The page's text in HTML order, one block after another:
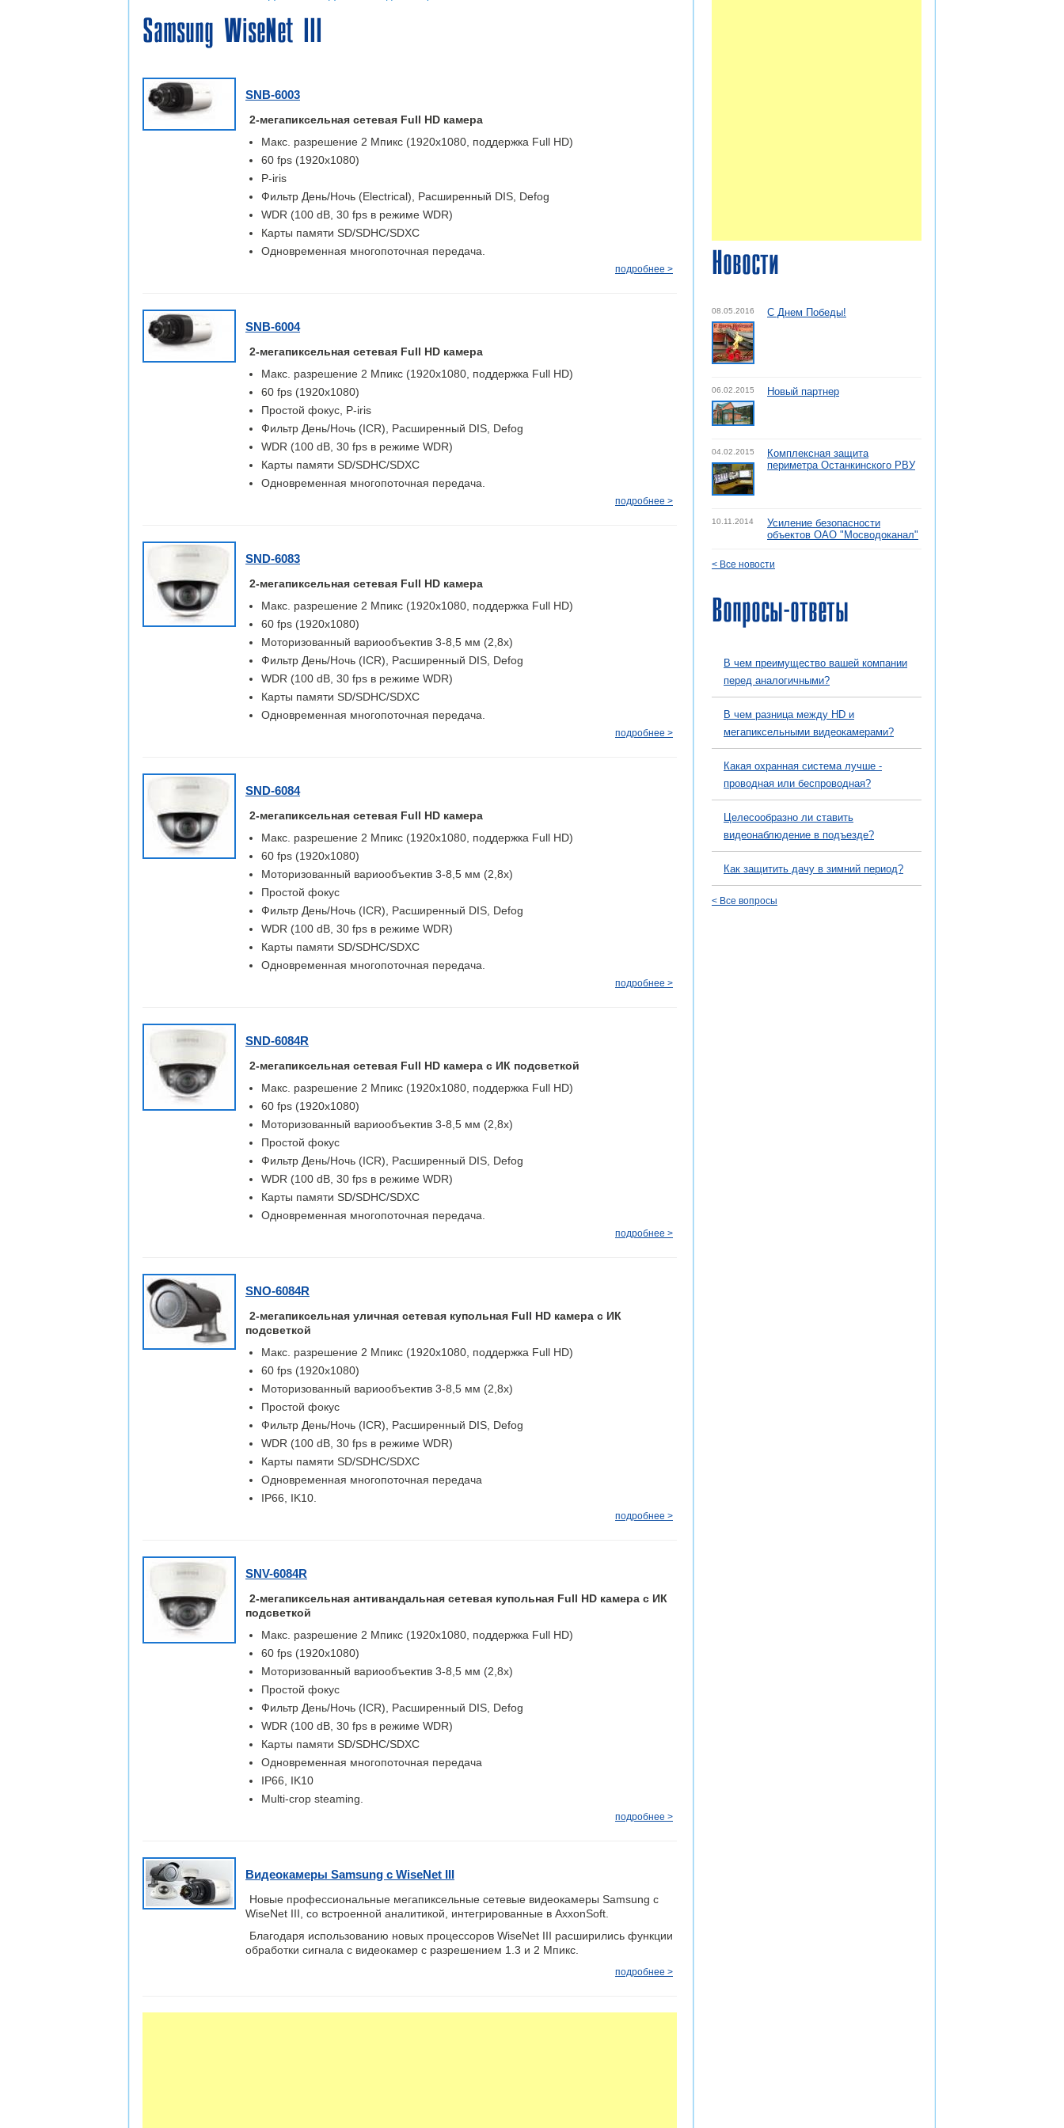
Samsung WiseNet III
SNB-6003
2-мегапиксельная сетевая Full HD камера
Макс. разрешение 2 Мпикс (1920х1080, поддержка Full HD)
60 fps (1920x1080)
P-iris
Фильтр День/Ночь (Electrical), Расширенный DIS, Defog
WDR (100 dB, 30 fps в режиме WDR)
Карты памяти SD/SDHC/SDXC
Одновременная многопоточная передача.
подробнее >
SNB-6004
2-мегапиксельная сетевая Full HD камера
Макс. разрешение 2 Мпикс (1920х1080, поддержка Full HD)
60 fps (1920x1080)
Простой фокус, P-iris
Фильтр День/Ночь (ICR), Расширенный DIS, Defog
WDR (100 dB, 30 fps в режиме WDR)
Карты памяти SD/SDHC/SDXC
Одновременная многопоточная передача.
подробнее >
SND-6083
2-мегапиксельная сетевая Full HD камера
Макс. разрешение 2 Мпикс (1920х1080, поддержка Full HD)
60 fps (1920x1080)
Моторизованный вариообъектив 3-8,5 мм (2,8х)
Фильтр День/Ночь (ICR), Расширенный DIS, Defog
WDR (100 dB, 30 fps в режиме WDR)
Карты памяти SD/SDHC/SDXC
Одновременная многопоточная передача.
подробнее >
SND-6084
2-мегапиксельная сетевая Full HD камера
Макс. разрешение 2 Мпикс (1920х1080, поддержка Full HD)
60 fps (1920x1080)
Моторизованный вариообъектив 3-8,5 мм (2,8х)
Простой фокус
Фильтр День/Ночь (ICR), Расширенный DIS, Defog
WDR (100 dB, 30 fps в режиме WDR)
Карты памяти SD/SDHC/SDXC
Одновременная многопоточная передача.
подробнее >
SND-6084R
2-мегапиксельная сетевая Full HD камера с ИК подсветкой
Макс. разрешение 2 Мпикс (1920х1080, поддержка Full HD)
60 fps (1920x1080)
Моторизованный вариообъектив 3-8,5 мм (2,8х)
Простой фокус
Фильтр День/Ночь (ICR), Расширенный DIS, Defog
WDR (100 dB, 30 fps в режиме WDR)
Карты памяти SD/SDHC/SDXC
Одновременная многопоточная передача.
подробнее >
SNO-6084R
2-мегапиксельная уличная сетевая купольная Full HD камера с ИК
подсветкой
Макс. разрешение 2 Мпикс (1920х1080, поддержка Full HD)
60 fps (1920x1080)
Моторизованный вариообъектив 3-8,5 мм (2,8х)
Простой фокус
Фильтр День/Ночь (ICR), Расширенный DIS, Defog
WDR (100 dB, 30 fps в режиме WDR)
Карты памяти SD/SDHC/SDXC
Одновременная многопоточная передача
IP66, IK10.
подробнее >
SNV-6084R
2-мегапиксельная антивандальная сетевая купольная Full HD камера с ИК
подсветкой
Макс. разрешение 2 Мпикс (1920х1080, поддержка Full HD)
60 fps (1920x1080)
Моторизованный вариообъектив 3-8,5 мм (2,8х)
Простой фокус
Фильтр День/Ночь (ICR), Расширенный DIS, Defog
WDR (100 dB, 30 fps в режиме WDR)
Карты памяти SD/SDHC/SDXC
Одновременная многопоточная передача
IP66, IK10
Multi-crop steaming.
подробнее >
Видеокамеры Samsung с WiseNet III
Новые профессиональные мегапиксельные сетевые видеокамеры Samsung с
WiseNet III, со встроенной аналитикой, интегрированные в AxxonSoft.
Благодаря использованию новых процессоров WiseNet III расширились функции
обработки сигнала с видеокамер с разрешением 1.3 и 2 Мпикс.
подробнее >
Новости
08.05.2016 С Днем Победы!
06.02.2015 Новый партнер
04.02.2015
Комплексная защита
периметра Останкинского РВУ
10.11.2014
Усиление безопасности
объектов ОАО "Мосводоканал"
< Все новости
Вопросы-ответы
В чем преимущество вашей компании
перед аналогичными?
В чем разница между HD и
мегапиксельными видеокамерами?
Какая охранная система лучше -
проводная или беспроводная?
Целесообразно ли ставить
видеонаблюдение в подъезде?
Как защитить дачу в зимний период?
< Все вопросы